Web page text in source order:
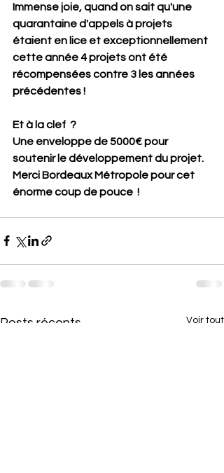
Immense joie, quand on sait qu'une
quarantaine d'appels à projets
étaient en lice et exceptionnellement
cette année 4 projets ont été
récompensées contre 3 les années
précédentes !
Et à la clef  ?
Une enveloppe de 5000€ pour
soutenir le développement du projet.
Merci Bordeaux Métropole pour cet
énorme coup de pouce  !
Posts récents Voir tout